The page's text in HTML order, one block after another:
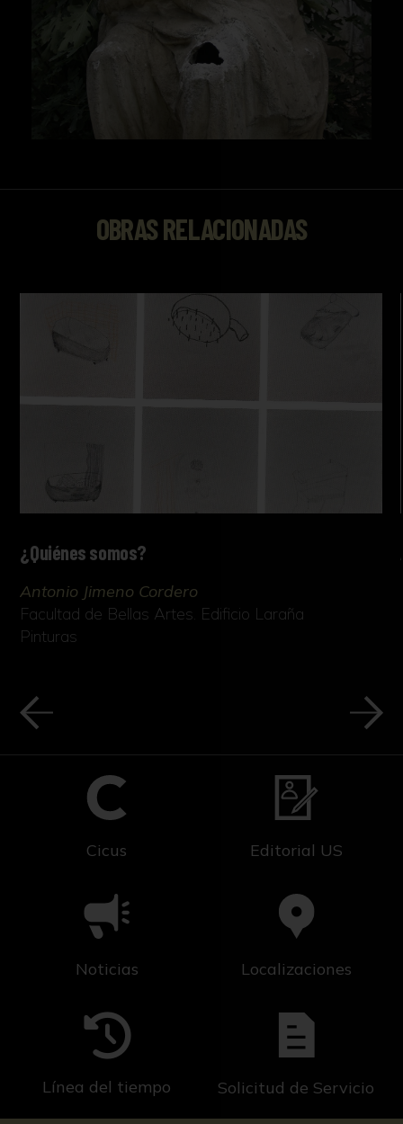
OBRAS RELACIONADAS
¿Quiénes somos?
Antonio Jimeno Cordero
Facultad de Bellas Artes. Edificio Laraña
Pinturas
Cicus Editorial US
Noticias Localizaciones
Línea del tiempo Solicitud de Servicio